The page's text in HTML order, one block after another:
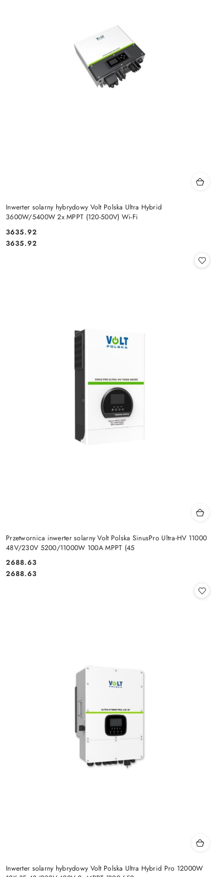
Inwerter solarny hybrydowy Volt Polska Ultra Hybrid
3600W/5400W 2x MPPT (120-500V) Wi-Fi
Cena:
3635.92
Cena:
3635.92
Przetwornica inwerter solarny Volt Polska SinusPro Ultra-HV 11000
48V/230V 5200/11000W 100A MPPT (45
Cena:
2688.63
Cena:
2688.63
Inwerter solarny hybrydowy Volt Polska Ultra Hybrid Pro 12000W